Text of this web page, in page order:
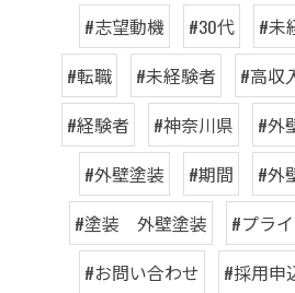
#志望動機 #30代 #未
#転職
#未経験者 #高収
#経験者
#神奈川県
#外
#外壁塗装
#期間
#外
#塗装 外壁塗装
#プラ
#お問い合わせ
#採用申